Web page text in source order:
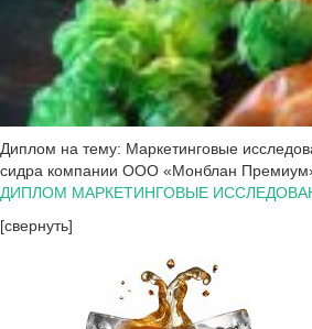
Диплом на тему: Маркетинговые
сидра компании ООО «Монблан
ДИПЛОМ МАРКЕТИНГОВЫЕ
[свернуть]